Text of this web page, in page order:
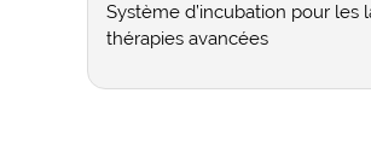
Système d’incubation pour les
thérapies avancées